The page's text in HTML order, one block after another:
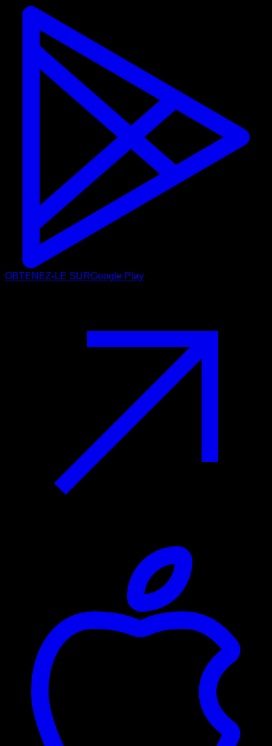
OBTENEZ-LE SURGoogle Play